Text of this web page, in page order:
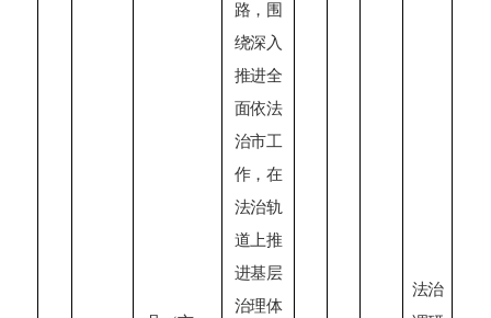
路，围
绕深入
推进全
面依法
治市工
作，在
法治轨
道上推
进基层
治理体
法治